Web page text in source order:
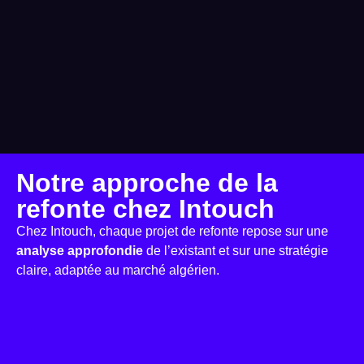
Notre approche de la
refonte chez Intouch
Chez Intouch, chaque projet de refonte repose sur une
analyse approfondie de l’existant et sur une stratégie
claire, adaptée au marché algérien.